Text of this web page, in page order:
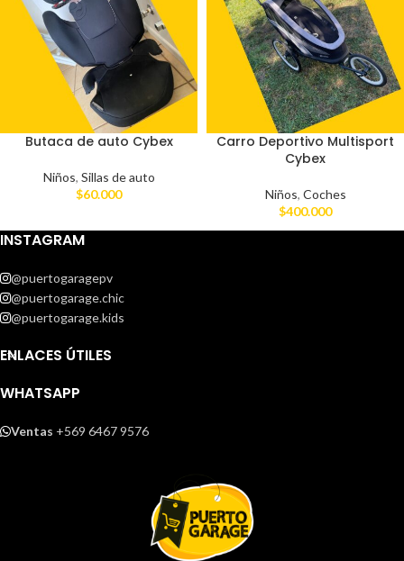
Butaca de auto Cybex
Niños, Sillas de auto
$60.000
Carro Deportivo Multisport
Cybex
Niños, Coches
$400.000
INSTAGRAM
@puertogaragepv
@puertogarage.chic
@puertogarage.kids
ENLACES ÚTILES
WHATSAPP
Ventas +569 6467 9576